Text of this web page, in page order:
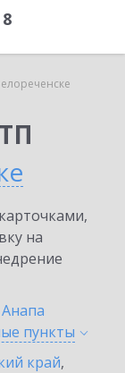
на
Анапа
пункты
край,